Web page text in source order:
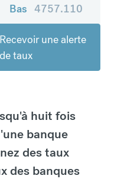
Bas 4757.110
Recevoir une alerte
de taux
huit fois
banque
des taux
des banques